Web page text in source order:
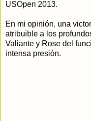
USOpen 2013.
En mi opinión, una
atribuible a los
Valiante y Rose del
intensa presión.